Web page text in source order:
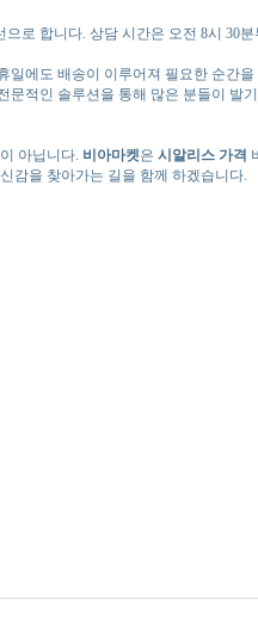
로 합니다. 상담 시간은 오전 8시 30
일에도 배송이 이루어져 필요한 순간
문적인 솔루션을 통해 많은 분들이 발
아닙니다. 비아마켓은 시알리스 가격
감을 찾아가는 길을 함께 하겠습니다.